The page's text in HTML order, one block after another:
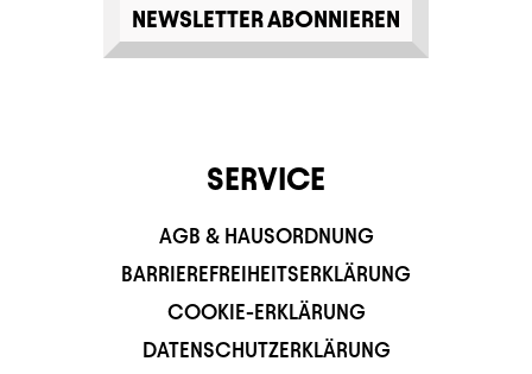
NEWSLETTER ABONNIEREN
SERVICE
AGB & HAUSORDNUNG
BARRIEREFREIHEITSERKLÄRUNG
COOKIE-ERKLÄRUNG
DATENSCHUTZERKLÄRUNG